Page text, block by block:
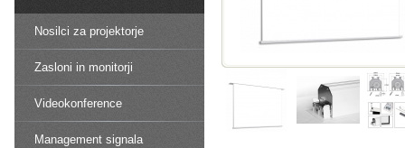
Nosilci za projektorje
Zasloni in monitorji
Videokonference
Management signala